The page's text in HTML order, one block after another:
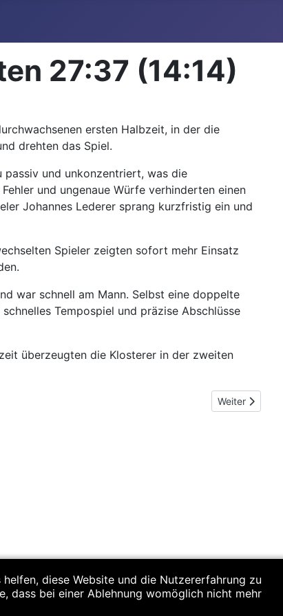
27:37 (14:14)
ersten Halbzeit, in der die
drehten das Spiel.
passiv und unkonzentriert, was die
und ungenaue Würfe verhinderten einen
Johannes Lederer sprang kurzfristig ein und
Spieler zeigten sofort mehr Einsatz
war schnell am Mann. Selbst eine doppelte
Tempospiel und präzise Abschlüsse
überzeugten die Klosterer in der zweiten
Nächster
Weiter
diese Website und die Nutzererfahrung zu
dass bei einer Ablehnung womöglich nicht mehr